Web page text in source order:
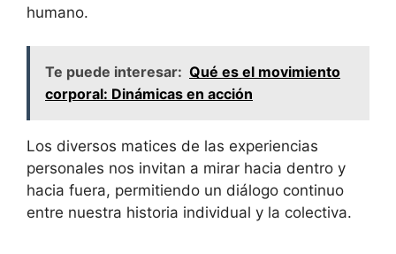
humano.
Te puede interesar: Qué es el movimiento
corporal: Dinámicas en acción
Los diversos matices de las experiencias
personales nos invitan a mirar hacia dentro y
hacia fuera, permitiendo un diálogo continuo
entre nuestra historia individual y la colectiva.